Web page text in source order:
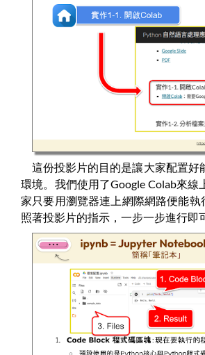
這份投影片的目的是讓大家配置好
環境。我們使用了Google Colab來線
家只要用瀏覽器連上網際網路便能執
照著投影片的指示，一步一步進行即